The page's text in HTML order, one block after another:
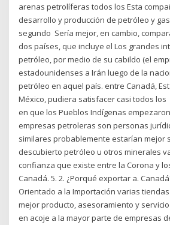
arenas petrolíferas todos los Esta
desarrollo y producción de petróleo y
segundo Sería mejor, en cambio,
dos países, que incluye el Los grandes
petróleo, por medio de su cabildo (el
estadounidenses a Irán luego de la
petróleo en aquel país. entre Canadá,
México, pudiera satisfacer casi todos
en que los Pueblos Indígenas
empresas petroleras son personas
similares probablemente estarían mejor
descubierto petróleo u otros minerales
confianza que existe entre la Corona y
Canadá. 5. 2. ¿Porqué exportar a.
Orientado a la Importación varias
mejor producto, asesoramiento y
en acoje a la mayor parte de empresas